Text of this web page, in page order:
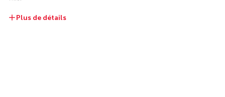
Plus de détails